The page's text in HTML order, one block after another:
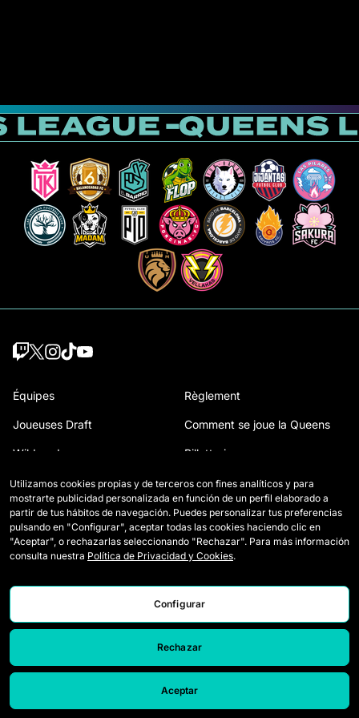
Équipes
Joueuses Draft
Wildcards
Matchs
Classement
Statistiques
Règlement
Comment se joue la Queens
Billetterie
Accréditations Presse
Nous contacter
Travailler avec nous
Utilizamos cookies propias y de terceros con fines analíticos y para
mostrarte publicidad personalizada en función de un perfil elaborado a
partir de tus hábitos de navegación. Puedes personalizar tus preferencias
pulsando en "Configurar", aceptar todas las cookies haciendo clic en
"Aceptar", o rechazarlas seleccionando "Rechazar". Para más información
consulta nuestra Política de Privacidad y Cookies.
Configurar
Rechazar
Aceptar